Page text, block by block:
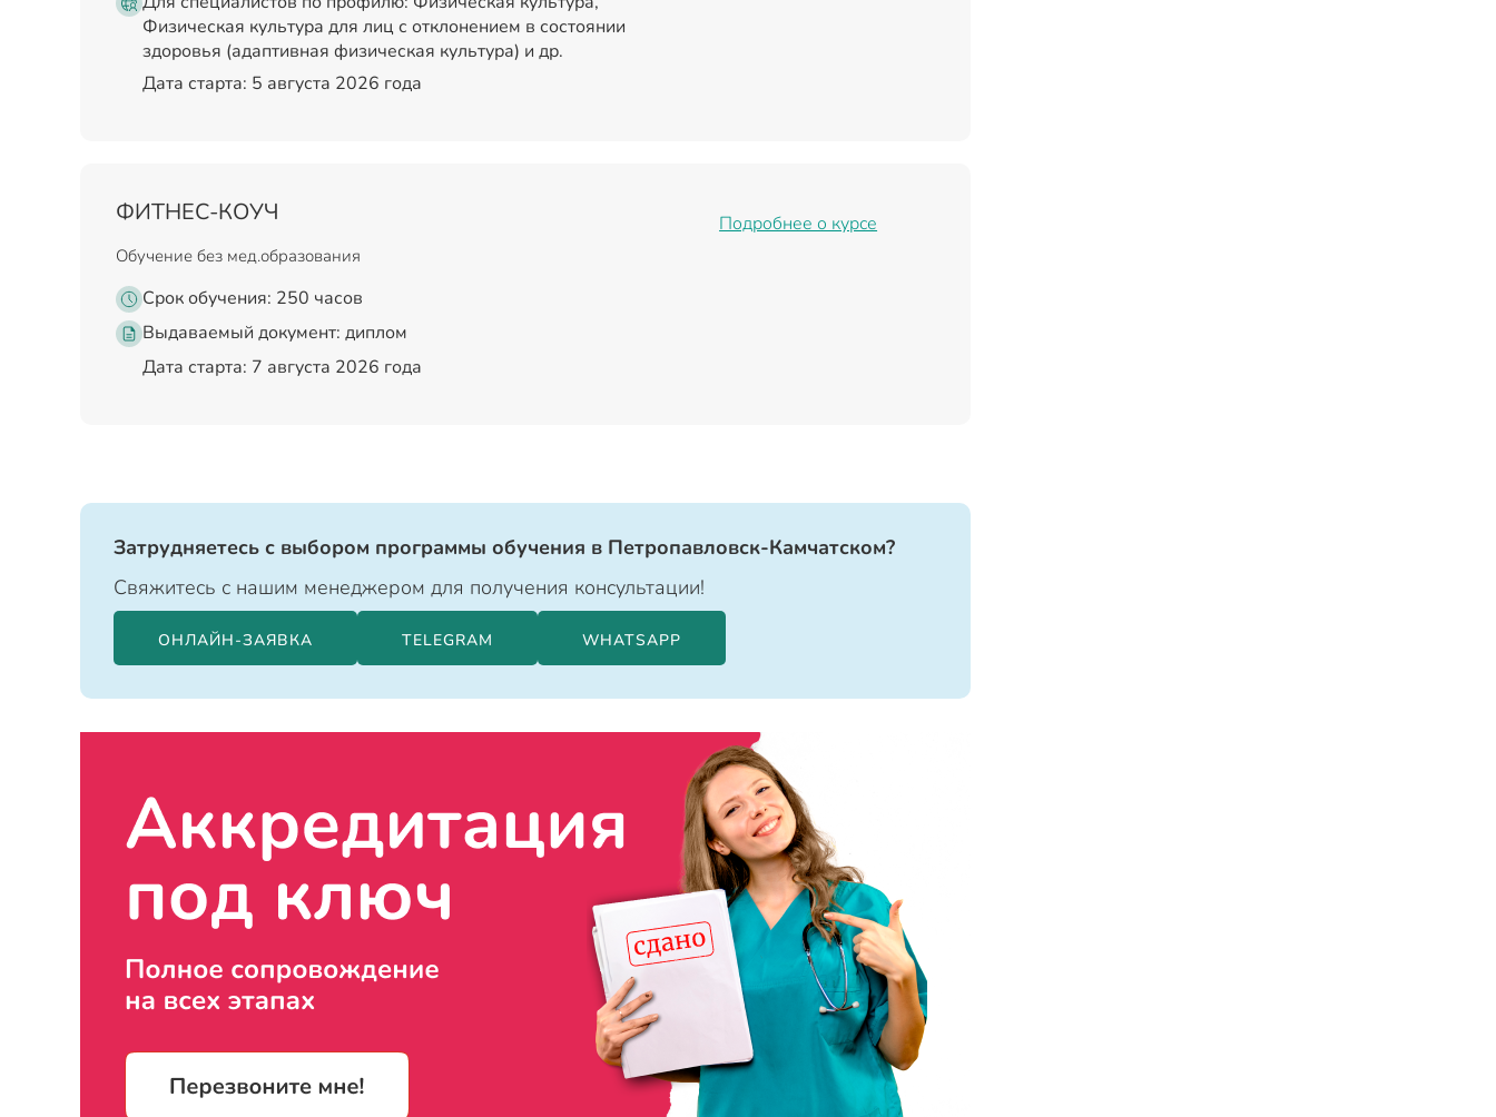
Физическая культура для лиц с отклонением в состоянии
здоровья (адаптивная физическая культура) и др.
Дата старта: 5 августа 2026 года
ФИТНЕС-КОУЧ
Обучение без мед.образования
Срок обучения: 250 часов
Выдаваемый документ: диплом
Дата старта: 7 августа 2026 года
Подробнее о курсе
Затрудняетесь с выбором программы обучения в Петропавловск-Камчатском?
Свяжитесь с нашим менеджером для получения консультации!
ОНЛАЙН-ЗАЯВКА TELEGRAM WHATSAPP